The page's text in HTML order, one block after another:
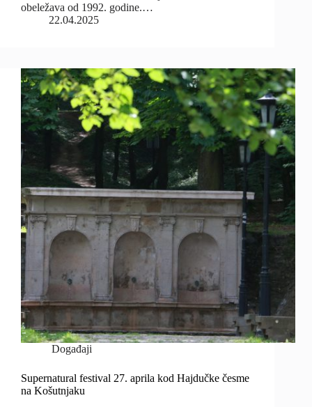
obeležava od 1992. godine.…
22.04.2025
Događaji
Supernatural festival 27. aprila kod Hajdučke česme
na Košutnjaku